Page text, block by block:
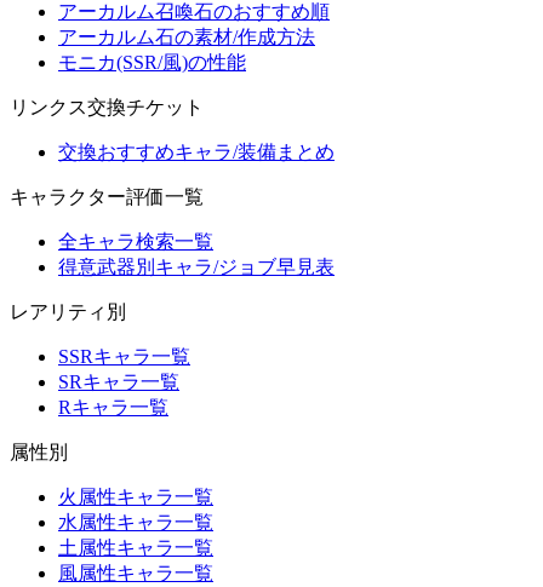
アーカルム召喚石のおすすめ順
アーカルム石の素材/作成方法
モニカ(SSR/風)の性能
リンクス交換チケット
交換おすすめキャラ/装備まとめ
キャラクター評価一覧
全キャラ検索一覧
得意武器別キャラ/ジョブ早見表
レアリティ別
SSRキャラ一覧
SRキャラ一覧
Rキャラ一覧
属性別
火属性キャラ一覧
水属性キャラ一覧
土属性キャラ一覧
風属性キャラ一覧